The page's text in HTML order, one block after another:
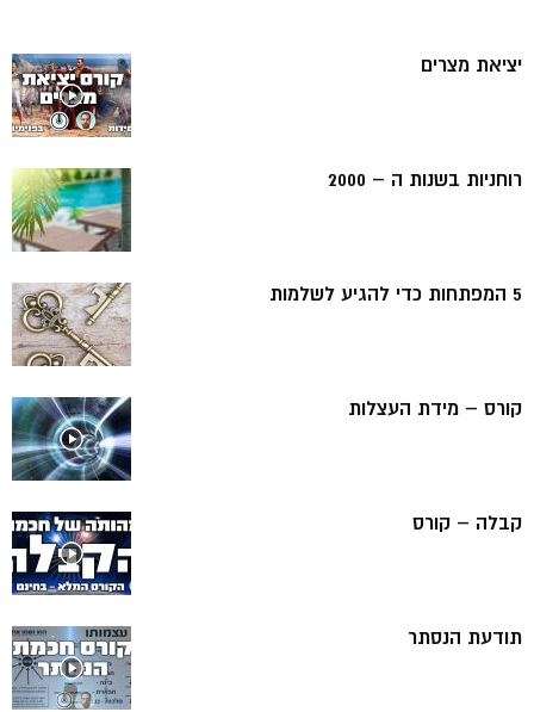
יציאת מצרים
רוחניות בשנות ה – 2000
5 המפתחות כדי להגיע לשלמות
קורס – מידת העצלות
קבלה – קורס
תודעת הנסתר